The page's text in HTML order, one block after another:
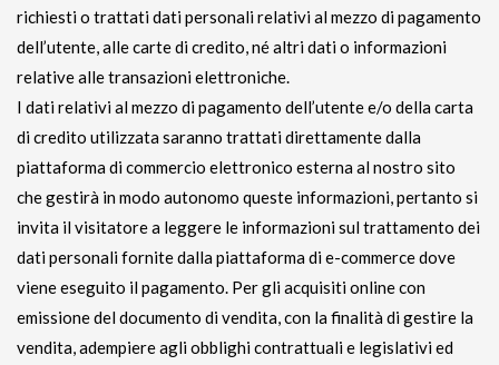
richiesti o trattati dati personali relativi al mezzo di pagamento
dell’utente, alle carte di credito, né altri dati o informazioni
relative alle transazioni elettroniche.
I dati relativi al mezzo di pagamento dell’utente e/o della carta
di credito utilizzata saranno trattati direttamente dalla
piattaforma di commercio elettronico esterna al nostro sito
che gestirà in modo autonomo queste informazioni, pertanto si
invita il visitatore a leggere le informazioni sul trattamento dei
dati personali fornite dalla piattaforma di e-commerce dove
viene eseguito il pagamento. Per gli acquisiti online con
emissione del documento di vendita, con la finalità di gestire la
vendita, adempiere agli obblighi contrattuali e legislativi ed